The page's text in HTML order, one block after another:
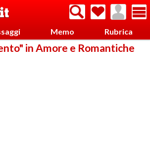
Memo Rubrica
in Amore e Romantiche